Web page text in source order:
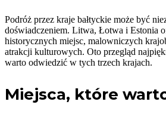
Podróż przez kraje bałtyckie może być
doświadczeniem. Litwa, Łotwa i Estonia
historycznych miejsc, malowniczych
atrakcji kulturowych. Oto przegląd
warto odwiedzić w tych trzech krajach.
Miejsca, które